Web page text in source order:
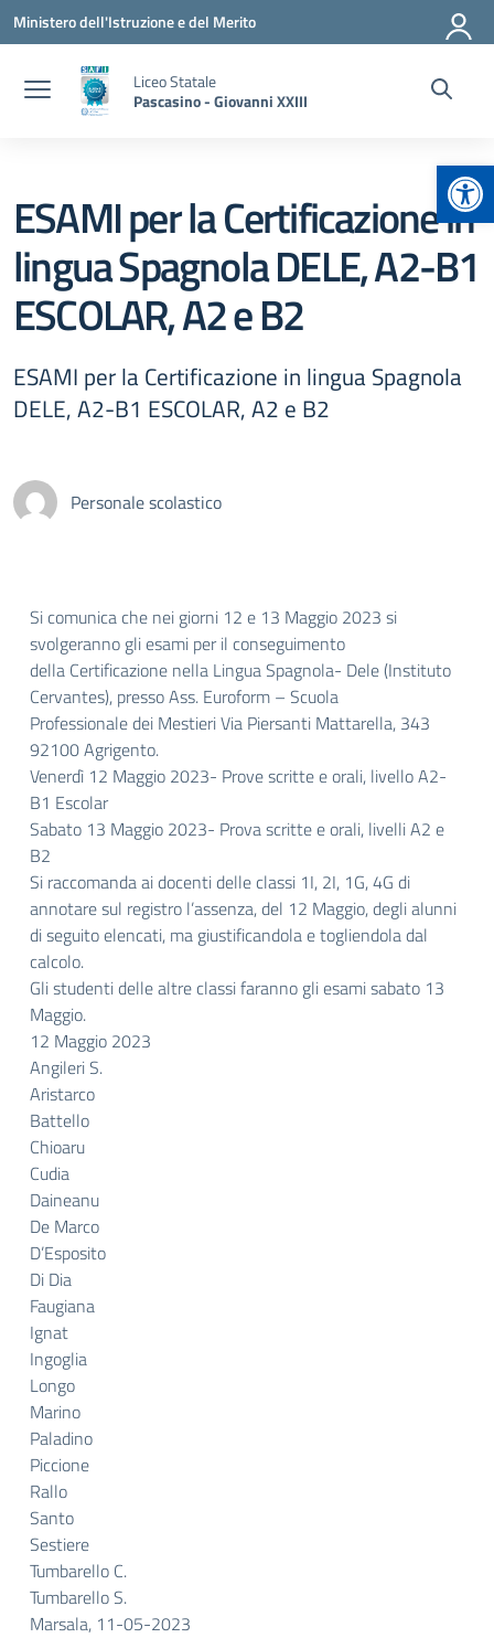
Vai ai contenuti
Vai al menu di navigazione
Vai al footer
Ministero dell'Istruzione e del Merito
Liceo Statale
Pascasino - Giovanni XXIII
ESAMI per la Certificazione in
lingua Spagnola DELE, A2-B1
ESCOLAR, A2 e B2
ESAMI per la Certificazione in lingua Spagnola
DELE, A2-B1 ESCOLAR, A2 e B2
Personale scolastico
Si comunica che nei giorni 12 e 13 Maggio 2023 si
svolgeranno gli esami per il conseguimento
della Certificazione nella Lingua Spagnola- Dele (Instituto
Cervantes), presso Ass. Euroform – Scuola
Professionale dei Mestieri Via Piersanti Mattarella, 343
92100 Agrigento.
Venerdì 12 Maggio 2023- Prove scritte e orali, livello A2-
B1 Escolar
Sabato 13 Maggio 2023- Prova scritte e orali, livelli A2 e
B2
Si raccomanda ai docenti delle classi 1I, 2I, 1G, 4G di
annotare sul registro l’assenza, del 12 Maggio, degli alunni
di seguito elencati, ma giustificandola e togliendola dal
calcolo.
Gli studenti delle altre classi faranno gli esami sabato 13
Maggio.
12 Maggio 2023
Angileri S.
Aristarco
Battello
Chioaru
Cudia
Daineanu
De Marco
D’Esposito
Di Dia
Faugiana
Ignat
Ingoglia
Longo
Marino
Paladino
Piccione
Rallo
Santo
Sestiere
Tumbarello C.
Tumbarello S.
Marsala, 11-05-2023